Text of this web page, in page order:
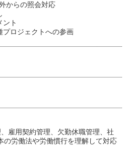
からの照会対応
ント
プロジェクトへの参画
雇用契約管理、欠勤休職管理、社
の労働法や労働慣行を理解して対応